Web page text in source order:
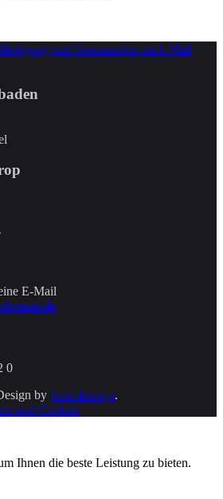
E-Mail
0
by doric4design.
und Cookies
Ihnen die beste Leistung zu bieten.